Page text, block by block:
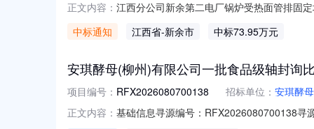
正文内容： 江西分公司新余第二电厂锅炉受热面管排固
0517:00:00七、结果公告日期：2026-08-
中标通知 江西省-新余市 中标73.95万元
安琪酵母(柳州)有限公司一批食品级轴封询
项目编号： RFX2026080700138 招标单位： 安琪酵
正文内容： 基础信息寻源编号：RFX2026080700138寻